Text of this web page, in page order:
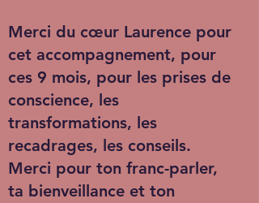
Merci du cœur Laurence pour
cet accompagnement, pour
ces 9 mois, pour les prises de
conscience, les
transformations, les
recadrages, les conseils.
Merci pour ton franc-parler,
ta bienveillance et ton